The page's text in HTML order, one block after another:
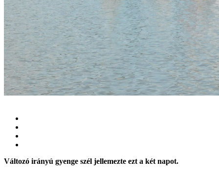
Változó irányú gyenge szél jellemezte ezt a két napot.